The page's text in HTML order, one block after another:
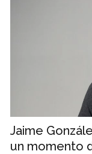
Jaime
un momento